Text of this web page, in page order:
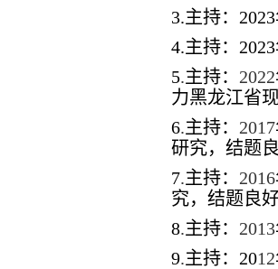
3.主持： 2023
4.主持： 2023
5.主持： 2022
力黑龙江省
6.主持： 2017
研究，结题
7.主持： 2016
究，结题良
8.主持： 2013
9.主持： 2012